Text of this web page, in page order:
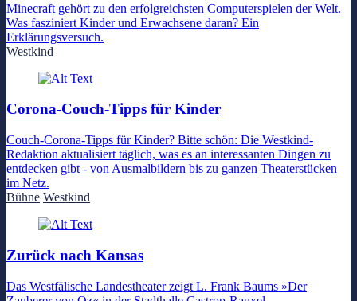
Minecraft gehört zu den erfolgreichsten Computerspielen der Welt.
Was fasziniert Kinder und Erwachsene daran? Ein
Erklärungsversuch.
Westkind
Corona-Couch-Tipps für Kinder
Couch-Corona-Tipps für Kinder? Bitte schön: Die Westkind-
Redaktion aktualisiert täglich, was es an interessanten Dingen zu
entdecken gibt - von Ausmalbildern bis zu ganzen Theaterstücken
im Netz.
Bühne Westkind
Zurück nach Kansas
Das Westfälische Landestheater zeigt L. Frank Baums »Der